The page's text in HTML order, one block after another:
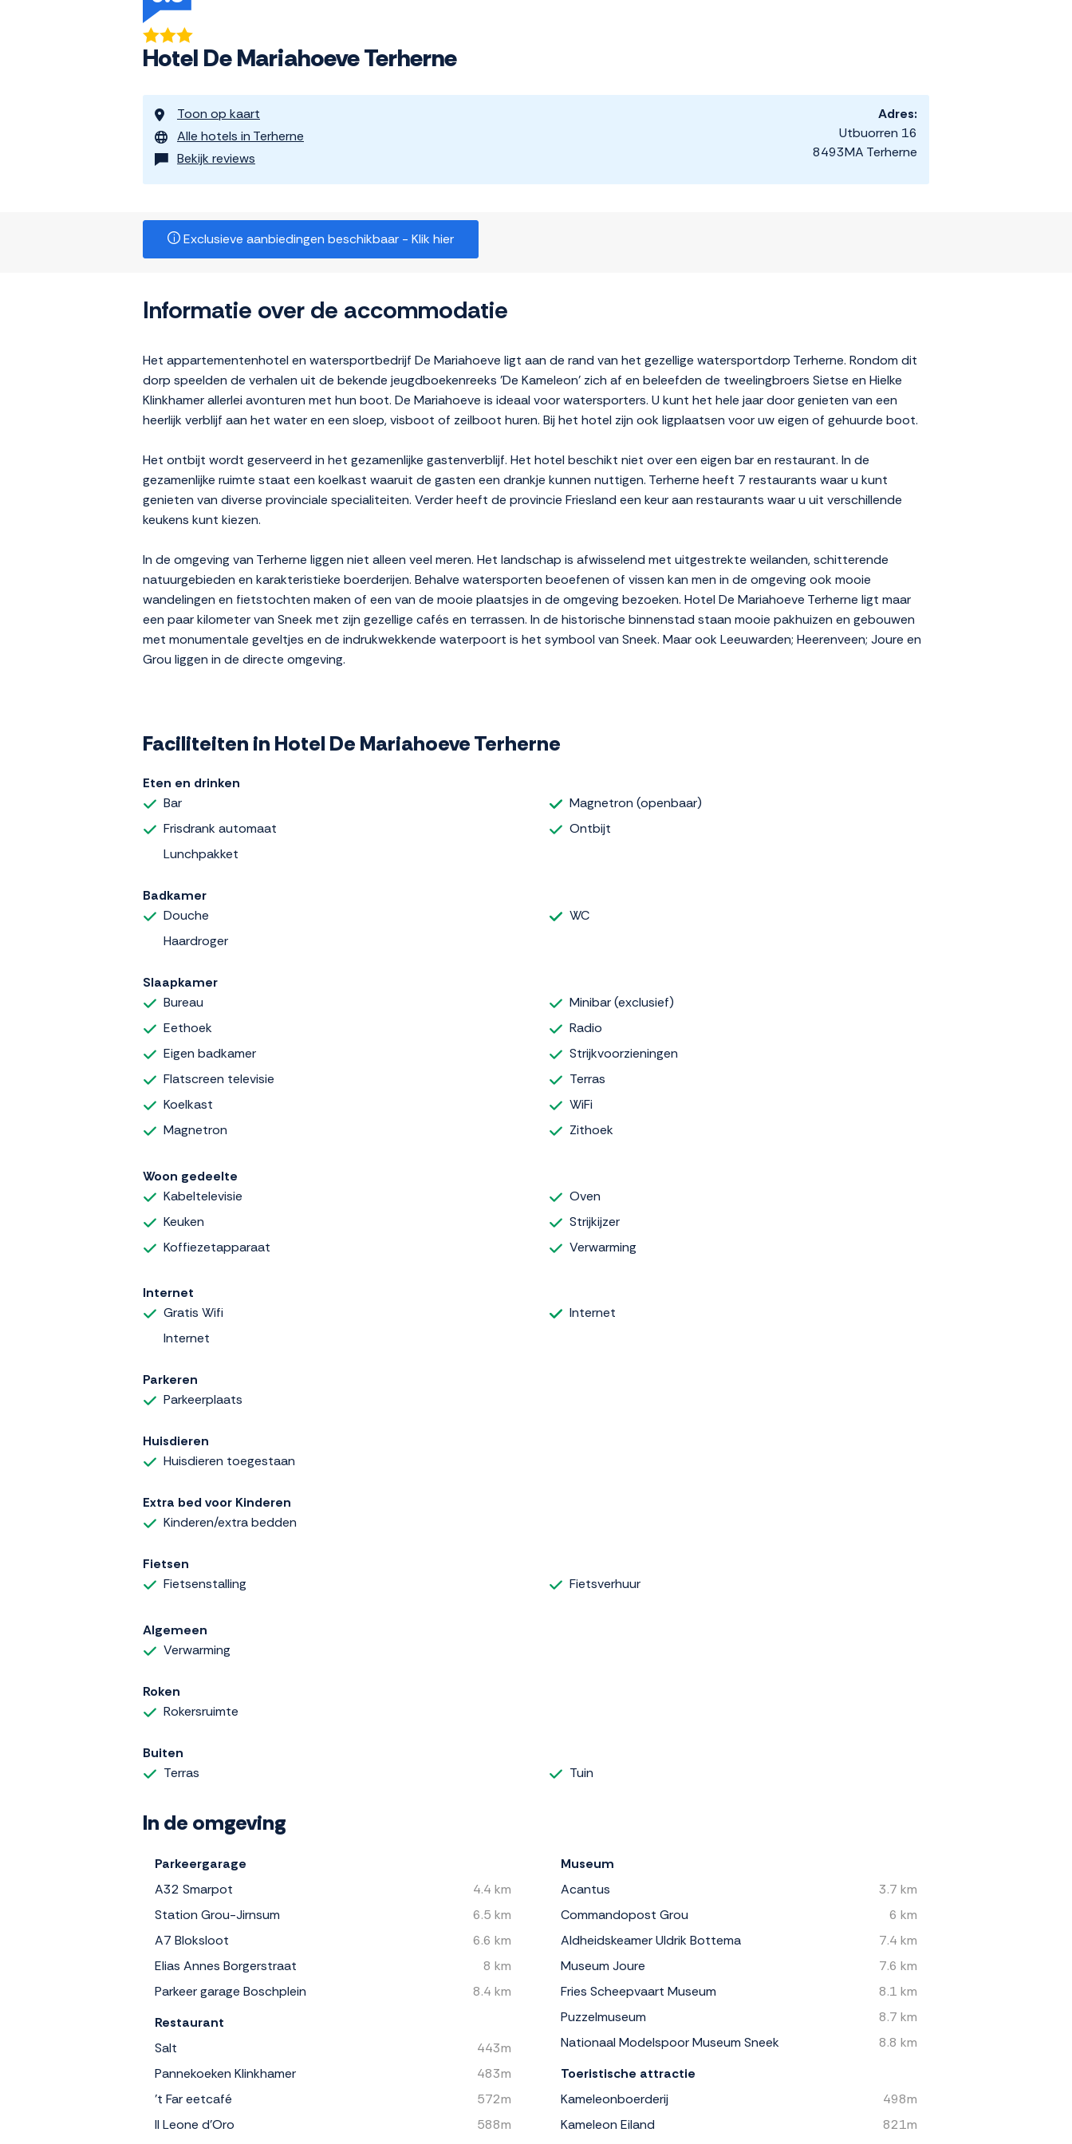
Hotel De Mariahoeve Terherne
Toon op kaart
Alle hotels in Terherne
Bekijk reviews
Adres:
Utbuorren 16
8493MA Terherne
Exclusieve aanbiedingen beschikbaar - Klik hier
Informatie over de accommodatie
Het appartementenhotel en watersportbedrijf De Mariahoeve ligt aan de rand van het gezellige watersportdorp Terherne. Rondom dit
dorp speelden de verhalen uit de bekende jeugdboekenreeks 'De Kameleon' zich af en beleefden de tweelingbroers Sietse en Hielke
Klinkhamer allerlei avonturen met hun boot. De Mariahoeve is ideaal voor watersporters. U kunt het hele jaar door genieten van een
heerlijk verblijf aan het water en een sloep, visboot of zeilboot huren. Bij het hotel zijn ook ligplaatsen voor uw eigen of gehuurde boot.
Het ontbijt wordt geserveerd in het gezamenlijke gastenverblijf. Het hotel beschikt niet over een eigen bar en restaurant. In de
gezamenlijke ruimte staat een koelkast waaruit de gasten een drankje kunnen nuttigen. Terherne heeft 7 restaurants waar u kunt
genieten van diverse provinciale specialiteiten. Verder heeft de provincie Friesland een keur aan restaurants waar u uit verschillende
keukens kunt kiezen.
In de omgeving van Terherne liggen niet alleen veel meren. Het landschap is afwisselend met uitgestrekte weilanden, schitterende
natuurgebieden en karakteristieke boerderijen. Behalve watersporten beoefenen of vissen kan men in de omgeving ook mooie
wandelingen en fietstochten maken of een van de mooie plaatsjes in de omgeving bezoeken. Hotel De Mariahoeve Terherne ligt maar
een paar kilometer van Sneek met zijn gezellige cafés en terrassen. In de historische binnenstad staan mooie pakhuizen en gebouwen
met monumentale geveltjes en de indrukwekkende waterpoort is het symbool van Sneek. Maar ook Leeuwarden; Heerenveen; Joure en
Grou liggen in de directe omgeving.
Faciliteiten in Hotel De Mariahoeve Terherne
Eten en drinken
Bar
Frisdrank automaat
Lunchpakket
Magnetron (openbaar)
Ontbijt
Badkamer
Douche
Haardroger
WC
Slaapkamer
Bureau
Eethoek
Eigen badkamer
Flatscreen televisie
Koelkast
Magnetron
Minibar (exclusief)
Radio
Strijkvoorzieningen
Terras
WiFi
Zithoek
Woon gedeelte
Kabeltelevisie
Keuken
Koffiezetapparaat
Oven
Strijkijzer
Verwarming
Internet
Gratis Wifi
Internet
Internet
Parkeren
Parkeerplaats
Huisdieren
Huisdieren toegestaan
Extra bed voor Kinderen
Kinderen/extra bedden
Fietsen
Fietsenstalling
Fietsverhuur
Algemeen
Verwarming
Roken
Rokersruimte
Buiten
Terras
Tuin
In de omgeving
Parkeergarage
A32 Smarpot
4.4 km
Station Grou-Jirnsum
6.5 km
A7 Bloksloot
6.6 km
Elias Annes Borgerstraat
8 km
Parkeer garage Boschplein
8.4 km
Restaurant
Salt
443m
Pannekoeken Klinkhamer
483m
't Far eetcafé
572m
Il Leone d'Oro
588m
Museum
Acantus
3.7 km
Commandopost Grou
6 km
Aldheidskeamer Uldrik Bottema
7.4 km
Museum Joure
7.6 km
Fries Scheepvaart Museum
8.1 km
Puzzelmuseum
8.7 km
Nationaal Modelspoor Museum Sneek
8.8 km
Toeristische attractie
Kameleonboerderij
498m
Kameleon Eiland
821m